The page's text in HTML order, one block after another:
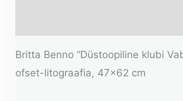
Britta Benno “Düstoopiline klubi
ofset-litograafia, 47×62 cm